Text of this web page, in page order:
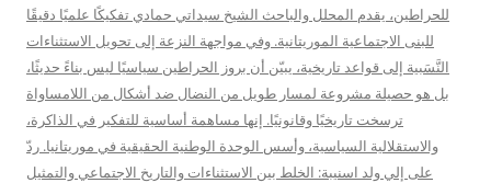
للحراطين، يقدم المحلل والباحث الشيخ سيداتي حمادي تفكيكًا علميًا دقيقًا
للبنى الاجتماعية الموريتانية. وفي مواجهة النزعة إلى تحويل الاستثناءات
النَّسَبية إلى قواعد تاريخية، يبيّن أن بروز الحراطين سياسيًا ليس بناءً حديثًا،
بل هو حصيلة مشروعة لمسار طويل من النضال ضد أشكال من اللامساواة
ترسخت تاريخيًا وقانونيًا. إنها مساهمة أساسية للتفكير في الذاكرة،
والاستقلالية السياسية، وأسس الوحدة الوطنية الحقيقية في موريتانيا. ردّ
على إلي ولد اسنيبة: الخلط بين الاستثناءات والتاريخ الاجتماعي والتمثيل